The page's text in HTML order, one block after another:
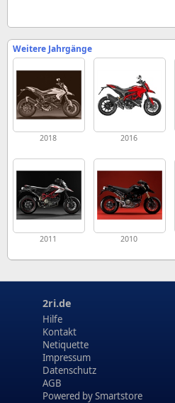
Weitere Jahrgänge
2018 2016
2011 2010
2ri.de
Hilfe
Kontakt
Netiquette
Impressum
Datenschutz
AGB
Powered bySmartstore